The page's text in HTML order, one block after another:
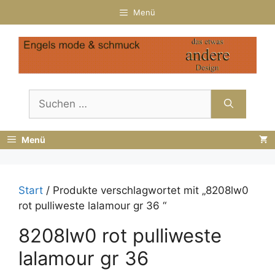
Inhalt
springen
Menü
nach:
Menü
Start / Produkte verschlagwortet mit „8208lw0
rot pulliweste lalamour gr 36 “
8208lw0 rot pulliweste
lalamour gr 36